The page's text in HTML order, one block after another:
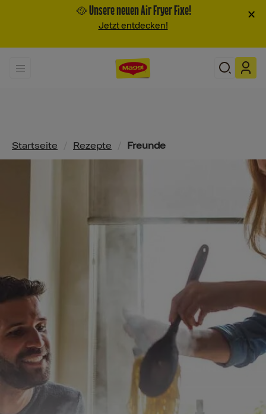
🥘 Unsere neuen Air Fryer Fixe!
Jetzt entdecken!
×
Pfadnavigation
Startseite Rezepte Freunde